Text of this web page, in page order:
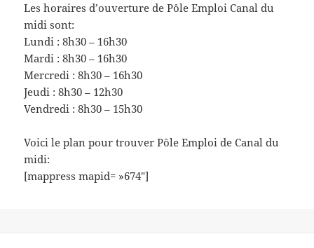
Les horaires d’ouverture de Pôle Emploi Canal du
midi sont:
Lundi : 8h30 – 16h30
Mardi : 8h30 – 16h30
Mercredi : 8h30 – 16h30
Jeudi : 8h30 – 12h30
Vendredi : 8h30 – 15h30
Voici le plan pour trouver Pôle Emploi de Canal du
midi:
[mappress mapid= »674″]